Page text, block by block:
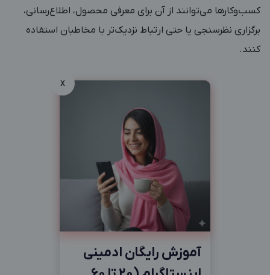
کسب‌وکارها می‌توانند از آن برای معرفی محصول، اطلاع‌رسانی،
برگزاری نظرسنجی یا حتی ارتباط نزدیک‌تر با مخاطبان استفاده
کنند.
x
آموزش رایگان ادمینی